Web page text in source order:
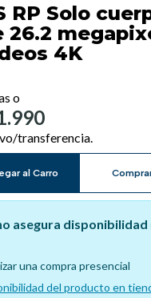
RP Solo
26.2
4K
o
transferencia.
al Carro
asegura disponibilidad
una compra presencial
del producto en